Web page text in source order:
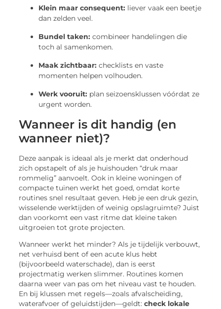
Klein maar consequent: liever vaak een beetje
dan zelden veel.
Bundel taken: combineer handelingen die
toch al samenkomen.
Maak zichtbaar: checklists en vaste
momenten helpen volhouden.
Werk vooruit: plan seizoensklussen vóórdat ze
urgent worden.
Wanneer is dit handig (en
wanneer niet)?
Deze aanpak is ideaal als je merkt dat onderhoud
zich opstapelt of als je huishouden “druk maar
rommelig” aanvoelt. Ook in kleine woningen of
compacte tuinen werkt het goed, omdat korte
routines snel resultaat geven. Heb je een druk gezin,
wisselende werktijden of weinig opslagruimte? Juist
dan voorkomt een vast ritme dat kleine taken
uitgroeien tot grote projecten.
Wanneer werkt het minder? Als je tijdelijk verbouwt,
net verhuisd bent of een acute klus hebt
(bijvoorbeeld waterschade), dan is eerst
projectmatig werken slimmer. Routines komen
daarna weer van pas om het niveau vast te houden.
En bij klussen met regels—zoals afvalscheiding,
waterafvoer of geluidstijden—geldt:check lokale